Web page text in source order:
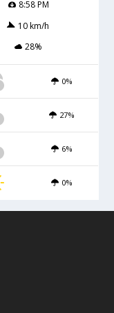
8:58 PM
10 km/h
28%
0%
27%
6%
0%